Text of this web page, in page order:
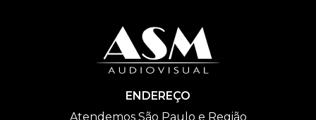
ENDEREÇO
Atendemos São Paulo e Região